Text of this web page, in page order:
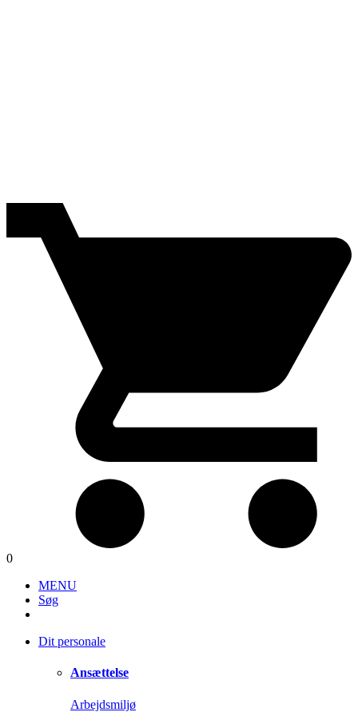
0
MENU
Søg
Dit personale
Ansættelse
Arbejdsmiljø